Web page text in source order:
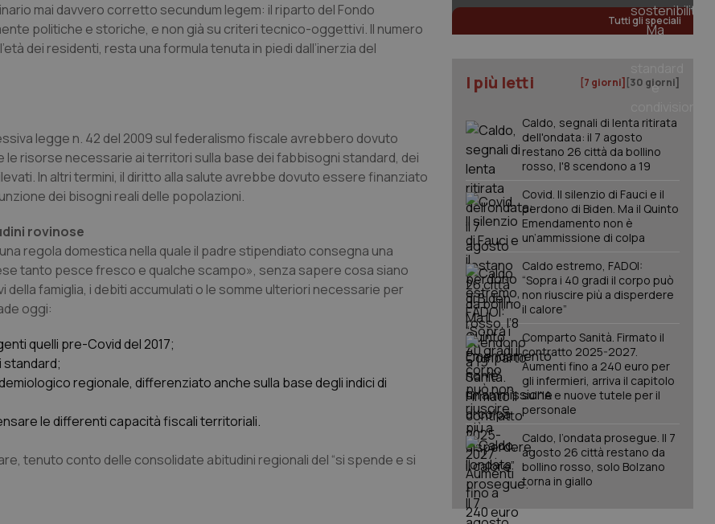
mai davvero corretto secundum legem: il riparto del Fondo
politiche e storiche, e non già su criteri tecnico-oggettivi. Il numero
dei residenti, resta una formula tenuta in piedi dall’inerzia del
legge n. 42 del 2009 sul federalismo fiscale avrebbero dovuto
risorse necessarie ai territori sulla base dei fabbisogni standard, dei
In altri termini, il diritto alla salute avrebbe dovuto essere finanziato
dei bisogni reali delle popolazioni.
rovinose
regola domestica nella quale il padre stipendiato consegna una
tanto pesce fresco e qualche scampo», senza sapere cosa siano
famiglia, i debiti accumulati o le somme ulteriori necessarie per
oggi:
quelli pre-Covid del 2017;
regionale, differenziato anche sulla base degli indici di
le differenti capacità fiscali territoriali.
tenuto conto delle consolidate abitudini regionali del “si spende e si
Tutti gli speciali
I più letti [7 giorni] [30 giorni]
Caldo, segnali di lenta ritirata
dell'ondata: il 7 agosto
restano 26 città da bollino
rosso, l'8 scendono a 19
Covid. Il silenzio di Fauci e il
perdono di Biden. Ma il Quinto
Emendamento non è
un’ammissione di colpa
Caldo estremo, FADOI:
“Sopra i 40 gradi il corpo può
non riuscire più a disperdere
il calore”
Comparto Sanità. Firmato il
contratto 2025-2027.
Aumenti fino a 240 euro per
gli infermieri, arriva il capitolo
sull'IA e nuove tutele per il
personale
Caldo, l’ondata prosegue. Il 7
agosto 26 città restano da
bollino rosso, solo Bolzano
torna in giallo